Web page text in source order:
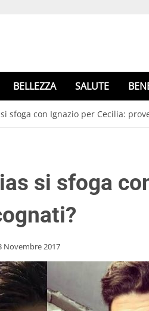
BELLEZZA SALUTE
si sfoga con Ignazio per Cecilia:
si sfoga
Novembre 2017